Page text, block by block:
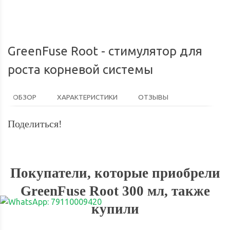
GreenFuse Root - стимулятор для
роста корневой системы
ОБЗОР ХАРАКТЕРИСТИКИ ОТЗЫВЫ
Поделиться!
Покупатели, которые приобрели
GreenFuse Root 300 мл, также
купили